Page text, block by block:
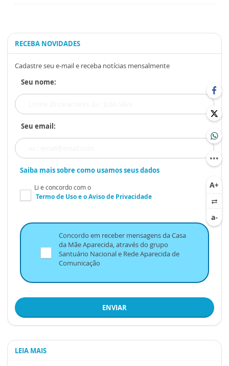
RECEBA NOVIDADES
Cadastre seu e-mail e receba notícias mensalmente
Seu nome:
Seu email:
Saiba mais sobre como usamos seus dados
Li e concordo com o
Termo de Usoe oAviso de Privacidade
Concordo em receber mensagens da Casa
da Mãe Aparecida, através do grupo
Santuário Nacional e Rede Aparecida de
Comunicação
ENVIAR
LEIA MAIS